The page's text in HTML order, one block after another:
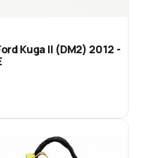
Kuga II (DM2) 2012 -